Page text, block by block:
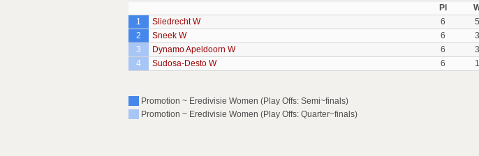
Pl
1
Sliedrecht W 6 5
2
Sneek W 6 3
3
Dynamo Apeldoorn W 6 3
4
Sudosa-Desto W 6 1
Promotion ~ Eredivisie Women (Play Offs: Semi~finals)
Promotion ~ Eredivisie Women (Play Offs: Quarter~finals)